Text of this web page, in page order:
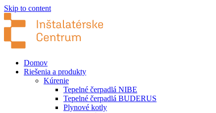
Skip to content
Domov
Riešenia a produkty
Kúrenie
Tepelné čerpadlá NIBE
Tepelné čerpadlá BUDERUS
Plynové kotly